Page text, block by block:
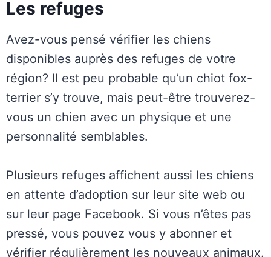
Les refuges
Avez-vous pensé vérifier les chiens
disponibles auprès des refuges de votre
région? Il est peu probable qu’un chiot fox-
terrier s’y trouve, mais peut-être trouverez-
vous un chien avec un physique et une
personnalité semblables.
Plusieurs refuges affichent aussi les chiens
en attente d’adoption sur leur site web ou
sur leur page Facebook. Si vous n’êtes pas
pressé, vous pouvez vous y abonner et
vérifier régulièrement les nouveaux animaux.